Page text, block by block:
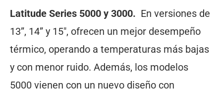
Latitude Series 5000 y 3000. En versiones de
13”, 14” y 15″, ofrecen un mejor desempeño
térmico, operando a temperaturas más bajas
y con menor ruido. Además, los modelos
5000 vienen con un nuevo diseño con